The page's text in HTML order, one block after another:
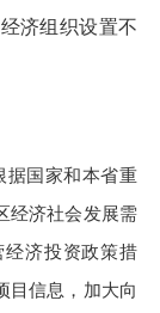
济组织设置不
据国家和本省重
经济社会发展需
济投资政策措
目信息，加大向